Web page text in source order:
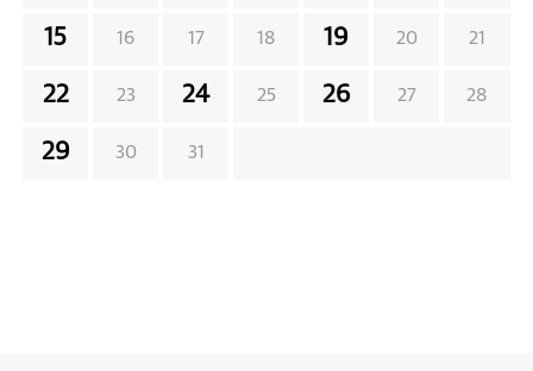
15 16 17 18 19 20 21
22 23 24 25 26 27 28
29 30 31